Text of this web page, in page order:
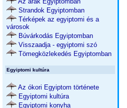
Strandok Egyiptomban
Térképek az egyiptomi és a
városok
Búvárkodás Egyiptomban
Visszaadja - egyiptomi szó
Tömegközlekedés Egyiptomban
Egyiptomi kultúra
Az ókori Egyiptom története
Egyiptomi kultúra
Egyiptomi konyha